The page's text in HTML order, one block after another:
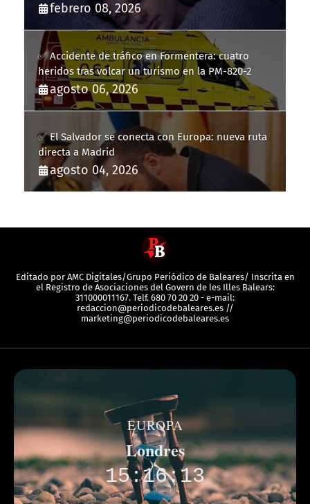
febrero 08, 2026
✅ Accidente de tráfico en Formentera: cuatro
heridos tras volcar un turismo en la PM-820-2
agosto 06, 2026
✅ El Salvador se conecta con Europa: nueva ruta
directa a Madrid
agosto 04, 2026
Editado por AMC Digitales/Grupo Periódico de Baleares/ Inscrita en
el Registro de Asociaciones del Govern de les Illes Balears:
311000011167. Telf. 680 70 20 20 - e-mail:
redaccion@periodicodebaleares.es //
marketing@periodicodebaleares.es
EUROPA
Londres
15:16:13